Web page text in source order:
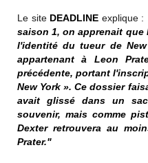
Le site DEADLINE explique :
saison 1, on apprenait que
l'identité du tueur de
appartenant à Leon
précédente, portant
New York ». Ce dossier
avait glissé dans un
souvenir, mais comme
Dexter retrouvera au
Prater."